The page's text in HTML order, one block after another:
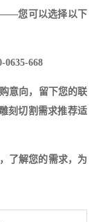
您可以选择以下
668
意向，留下您的联
刻切割需求推荐适
了解您的需求，为